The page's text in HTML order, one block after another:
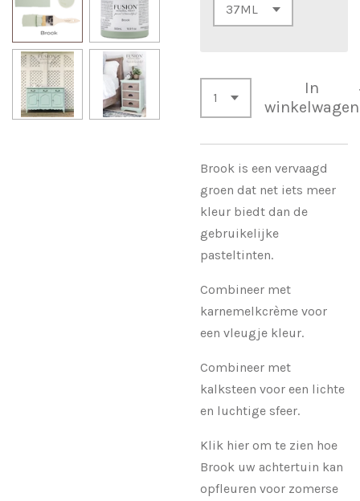
In
winkelwagen
Brook is een vervaagd
groen dat net iets meer
kleur biedt dan de
gebruikelijke
pasteltinten.
Combineer met
karnemelkcrème voor
een vleugje kleur.
Combineer met
kalksteen voor een lichte
en luchtige sfeer.
Klik hier om te zien hoe
Brook uw achtertuin kan
opfleuren voor zomerse